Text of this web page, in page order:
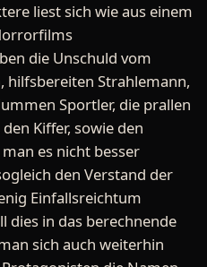
liest sich wie aus einem
die Unschuld vom
hilfsbereiten Strahlemann,
Sportler, die prallen
Kiffer, sowie den
es nicht besser
den Verstand der
Einfallsreichtum
dies in das berechnende
sich auch weiterhin